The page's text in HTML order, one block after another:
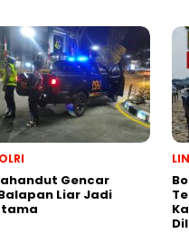
Gencar
Liar Jadi